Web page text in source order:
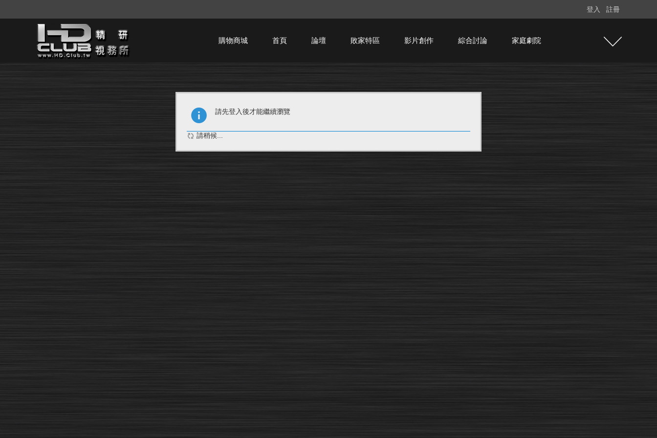
登入 註冊
購物商城 首頁 論壇 敗家特區 影片創作 綜合討論 家庭劇院
請先登入後才能繼續瀏覽
請稍候...